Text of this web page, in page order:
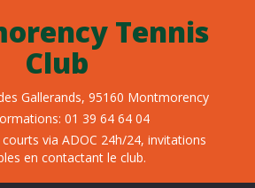
Tennis
Club
Gallerands, 95160 Montmorency
01 39 64 64 04
via ADOC 24h/24, invitations
en contactant le club.